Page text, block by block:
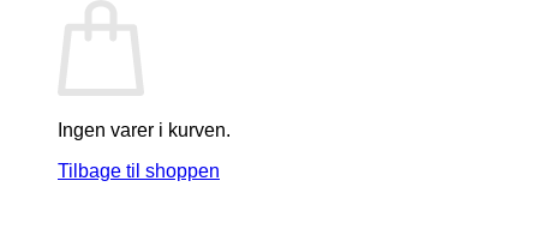
Ingen varer i kurven.
Tilbage til shoppen